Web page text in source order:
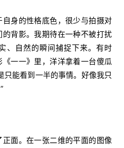
身的性格底色，很少与拍摄对
背影。我期待在一种不被打扰
、自然的瞬间捕捉下来。有时
一一》里，洋洋拿着一台傻瓜
只能看到一半的事情。好像我只
面。在一张二维的平面的图像